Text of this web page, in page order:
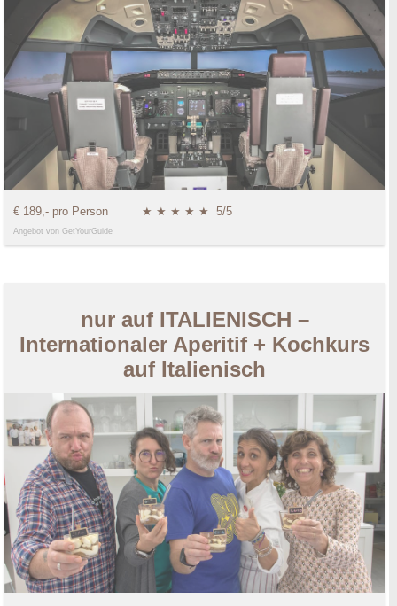
€ 189,- pro Person ★ ★ ★ ★ ★ 5/5
Angebot von GetYourGuide
nur auf ITALIENISCH –
Internationaler Aperitif + Kochkurs
auf Italienisch